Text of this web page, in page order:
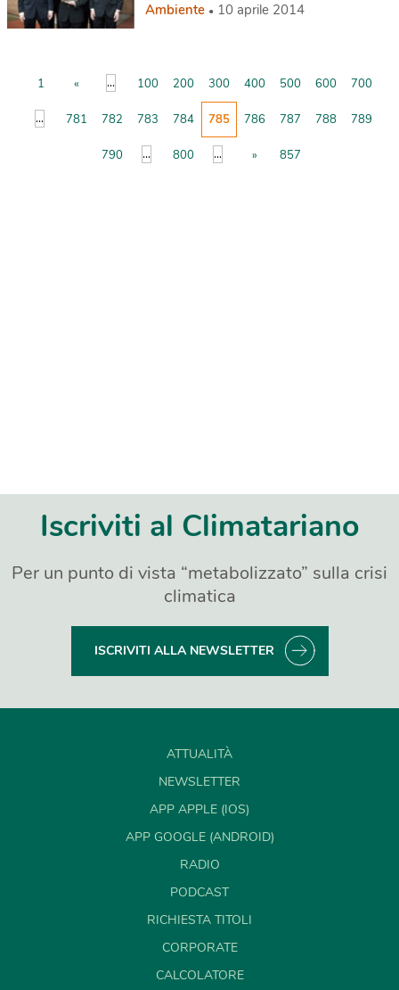
Ambiente 10 aprile 2014
1 « ... 100 200 300 400 500 600 700
... 781 782 783 784 785 786 787 788 789
790 ... 800 ... » 857
Iscriviti al Climatariano
Per un punto di vista “metabolizzato” sulla crisi
climatica
ISCRIVITI ALLA NEWSLETTER
ATTUALITÀ
NEWSLETTER
APP APPLE (IOS)
APP GOOGLE (ANDROID)
RADIO
PODCAST
RICHIESTA TITOLI
CORPORATE
CALCOLATORE